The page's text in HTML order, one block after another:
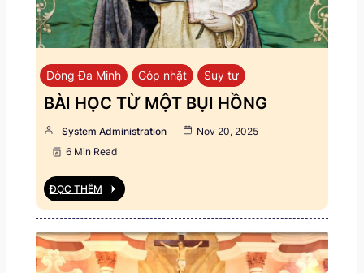
Dòng Đa Minh Góp nhặt Suy tư
BÀI HỌC TỪ MỘT BỤI HỒNG
System Administration
Nov 20, 2025
6 Min Read
ĐỌC THÊM